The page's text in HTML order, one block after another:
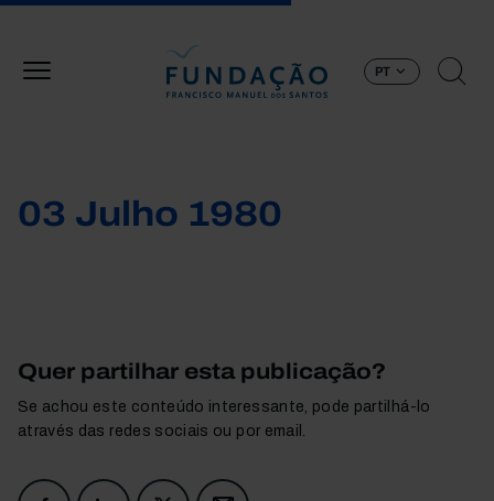
PT
03 Julho 1980
Quer partilhar esta publicação?
Se achou este conteúdo interessante, pode partilhá-lo
através das redes sociais ou por email.